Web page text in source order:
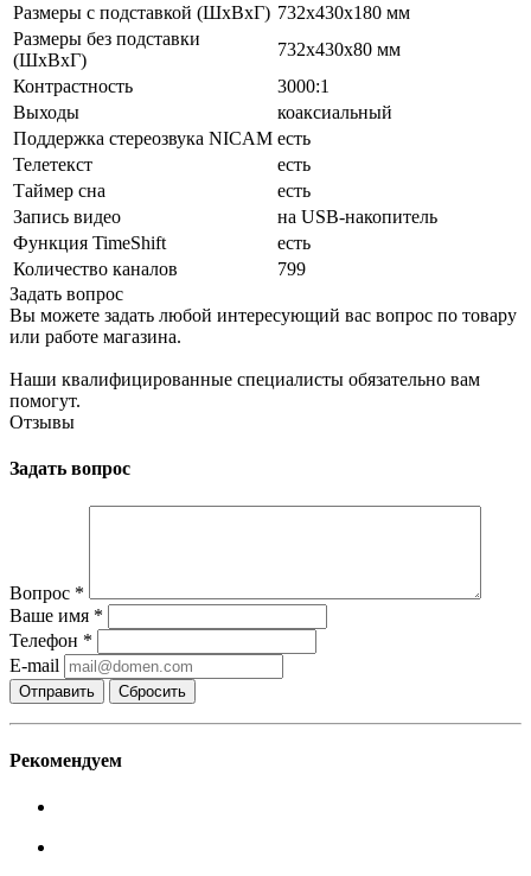
Размеры с подставкой (ШxВxГ) 732x430x180 мм
Размеры без подставки
(ШxВxГ)
732x430x80 мм
Контрастность
3000:1
Выходы
коаксиальный
Поддержка стереозвука NICAM есть
Телетекст
есть
Таймер сна
есть
Запись видео
на USB-накопитель
Функция TimeShift
есть
Количество каналов
799
Задать вопрос
Вы можете задать любой интересующий вас вопрос по товару
или работе магазина.
Наши квалифицированные специалисты обязательно вам
помогут.
Отзывы
Задать вопрос
Вопрос *
Ваше имя *
Телефон *
E-mail
Сбросить
Рекомендуем